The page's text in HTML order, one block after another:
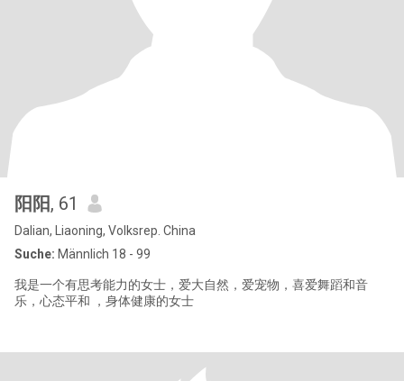
阳阳, 61
Dalian, Liaoning, Volksrep. China
Suche: Männlich 18 - 99
我是一个有思考能力的女士，爱大自然，爱宠物，喜爱舞蹈和音
乐，心态平和 ，身体健康的女士